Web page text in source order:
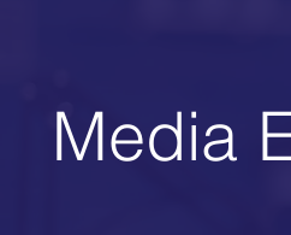
Media